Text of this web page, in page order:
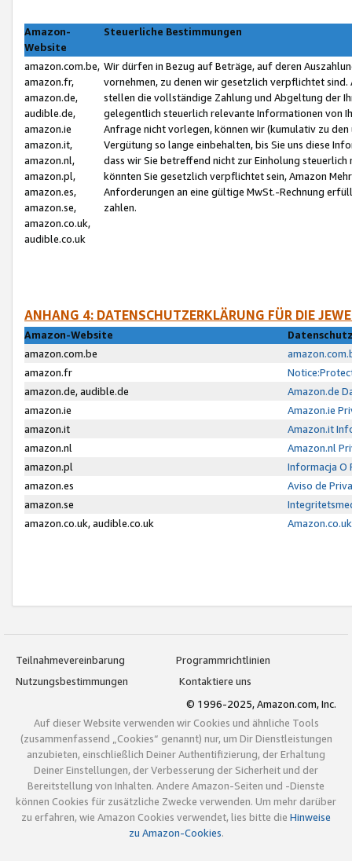
Amazon-
Website
Steuerliche Bestimmungen
amazon.com.be,
amazon.fr,
amazon.de,
audible.de,
amazon.ie
amazon.it,
amazon.nl,
amazon.pl,
amazon.es,
amazon.se,
amazon.co.uk,
audible.co.uk
Wir dürfen in Bezug auf Beträge, auf deren
vornehmen, zu denen wir gesetzlich verpflichtet
stellen die vollständige Zahlung und Abgeltung der
gelegentlich steuerlich relevante Informationen von
Anfrage nicht vorlegen, können wir (kumulativ zu
Vergütung so lange einbehalten, bis Sie uns diese
dass wir Sie betreffend nicht zur Einholung
könnten Sie gesetzlich verpflichtet sein, Amazon
Anforderungen an eine gültige MwSt.-Rechnung
zahlen.
ANHANG 4: DATENSCHUTZERKLÄRUNG FÜR DIE
Amazon-Website
amazon.com.be
amazon.fr
amazon.de, audible.de
Amazon.de
amazon.ie
Amazon.ie
amazon.it
Amazon.it
amazon.nl
Amazon.nl
amazon.pl
Informacja O
amazon.es
Aviso de
amazon.se
amazon.co.uk, audible.co.uk
Teilnahmevereinbarung
Programmrichtlinien
Nutzungsbestimmungen
Kontaktiere uns
© 1996-2025, Amazon.com, Inc.
Auf dieser Website verwenden wir Cookies und ähnliche Tools
(zusammenfassend „Cookies“ genannt) nur, um Dir Dienstleistungen
anzubieten, einschließlich Deiner Authentifizierung, der Erhaltung
Deiner Einstellungen, der Verbesserung der Sicherheit und der
Bereitstellung von Inhalten. Andere Amazon-Seiten und -Dienste
können Cookies für zusätzliche Zwecke verwenden. Um mehr darüber
zu erfahren, wie Amazon Cookies verwendet, lies bitte die Hinweise
zu Amazon-Cookies.